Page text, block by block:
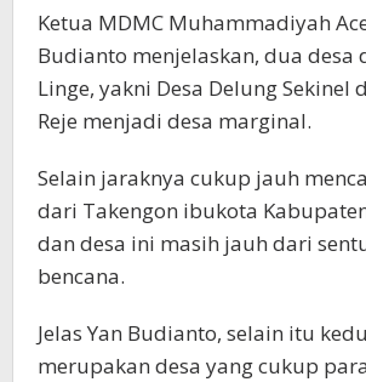
Ketua MDMC Muhammadiyah
Budianto menjelaskan, dua desa
Linge, yakni Desa Delung Sekinel
Reje menjadi desa marginal.
Selain jaraknya cukup jauh
dari Takengon ibukota
dan desa ini masih jauh dari
bencana.
Jelas Yan Budianto, selain itu
merupakan desa yang cukup